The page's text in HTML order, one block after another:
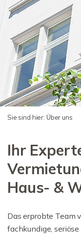
Sie sind hier: Über uns
Ihr
Haus- &
Das erprobte Team
fachkundige,